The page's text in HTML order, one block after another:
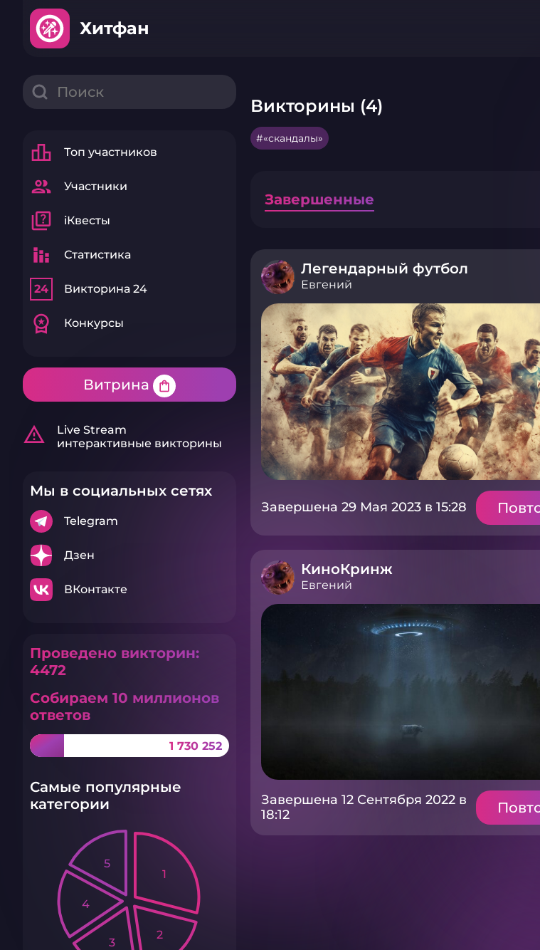
Хитфан
leaderboard Топ участников
group Участники
quiz iКвесты
stacked_bar_chart Статистика
24 Викторина 24
workspace_premium Конкурсы
Витрина shopping_bag
warning_amber
Live Stream
интерактивные викторины
Мы в социальных сетях
Telegram
Дзен
ВКонтакте
Проведено викторин:
4472
Собираем 10 миллионов
ответов
1 730 252
Самые популярные
категории
1
2
3
4
5
Викторины (4)
«скандалы»
Завершенные
Легендарный футбол
Евгений
Завершена 29 Мая 2023 в 15:28
КиноКринж
Евгений
Завершена 12 Сентября 2022 в
18:12